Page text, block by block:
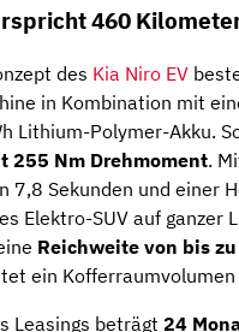
460
des Kia Niro EV
in Kombination mit
Lithium-Polymer-Akku.
255 Nm Drehmoment.
7,8 Sekunden und einer
Elektro-SUV auf ganzer
Reichweite von bis
ein
Leasings beträgt 24